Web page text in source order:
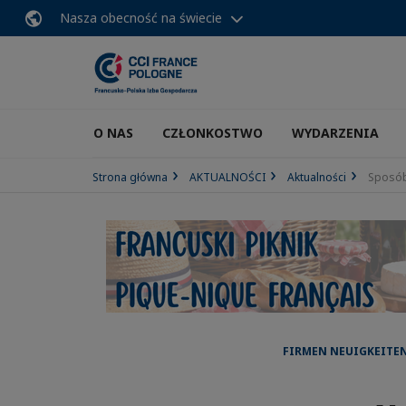
Nasza obecność na świecie
O NAS CZŁONKOSTWO WYDARZENIA
Strona główna AKTUALNOŚCI Aktualności
FIRMEN